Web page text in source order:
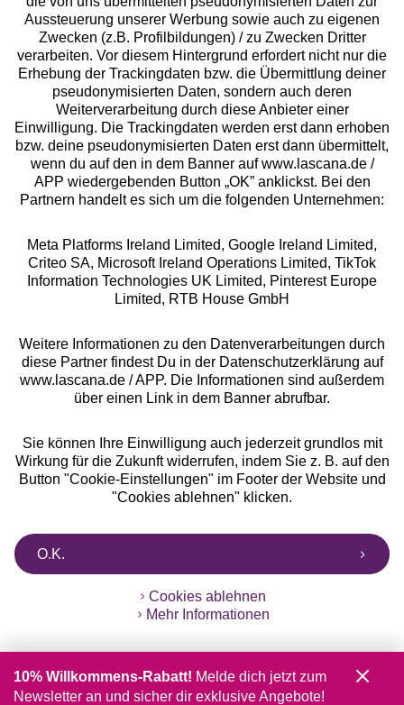
Beratung
Über uns
Rechtliches
Alle Preise inkl. MwSt., zzgl.
Versandkosten
** Bonität vorausgesetzt, berechtigt zur Bonitätsprüfung
Aussteuerung unserer Werbung sowie auch zu eigenen
Zwecken (z.B. Profilbildungen) / zu Zwecken Dritter
verarbeiten. Vor diesem Hintergrund erfordert nicht nur die
Erhebung der Trackingdaten bzw. die Übermittlung deiner
pseudonymisierten Daten, sondern auch deren
Weiterverarbeitung durch diese Anbieter einer
Einwilligung. Die Trackingdaten werden erst dann erhoben
bzw. deine pseudonymisierten Daten erst dann übermittelt,
wenn du auf den in dem Banner auf www.lascana.de /
APP wiedergebenden Button „OK” anklickst. Bei den
Partnern handelt es sich um die folgenden Unternehmen:
Meta Platforms Ireland Limited, Google Ireland Limited,
Criteo SA, Microsoft Ireland Operations Limited, TikTok
Information Technologies UK Limited, Pinterest Europe
Limited, RTB House GmbH
Weitere Informationen zu den Datenverarbeitungen durch
diese Partner findest Du in der Datenschutzerklärung auf
www.lascana.de / APP. Die Informationen sind außerdem
über einen Link in dem Banner abrufbar.
Sie können Ihre Einwilligung auch jederzeit grundlos mit
Wirkung für die Zukunft widerrufen, indem Sie z. B. auf den
Button "Cookie-Einstellungen" im Footer der Website und
"Cookies ablehnen" klicken.
O.K.
Cookies ablehnen
Mehr Informationen
10% Willkommens-Rabatt! Melde dich jetzt zum
Newsletter an und sicher dir exklusive Angebote!